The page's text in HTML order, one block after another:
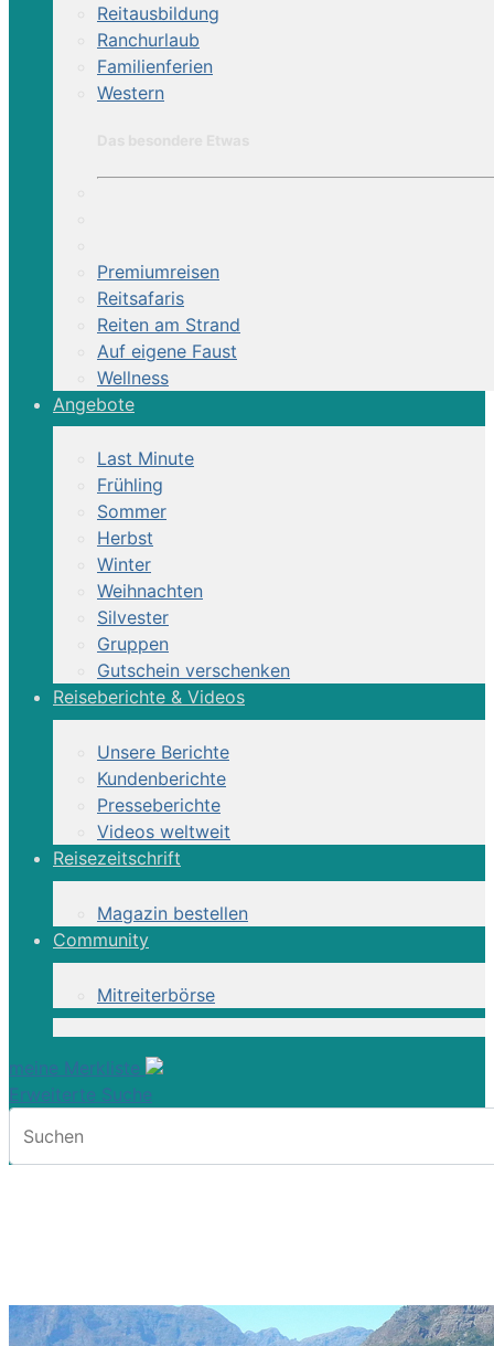
Reitausbildung
Ranchurlaub
Familienferien
Western
Premiumreisen
Reitsafaris
Reiten am Strand
Auf eigene Faust
Wellness
Angebote
Last Minute
Frühling
Sommer
Herbst
Winter
Weihnachten
Silvester
Gruppen
Gutschein verschenken
Reiseberichte & Videos
Unsere Berichte
Kundenberichte
Presseberichte
Videos weltweit
Reisezeitschrift
Magazin bestellen
Community
Mitreiterbörse
meine Merkliste
Erweiterte Suche